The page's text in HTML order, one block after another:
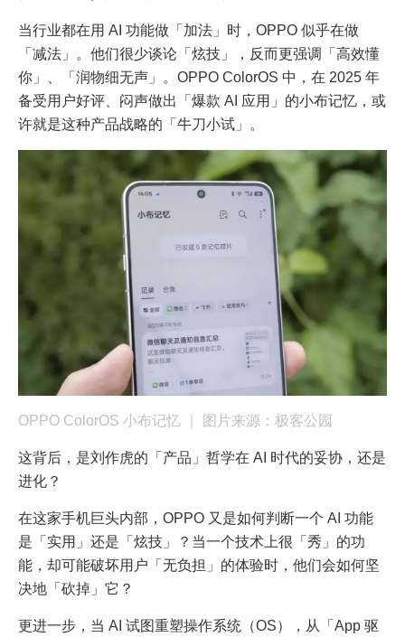
当行业都在用 AI 功能做「加法」时，OPPO 似乎在做
「减法」。他们很少谈论「炫技」，反而更强调「高效懂
你」、「润物细无声」。OPPO ColorOS 中，在 2025 年
备受用户好评、闷声做出「爆款 AI 应用」的小布记忆，或
许就是这种产品战略的「牛刀小试」。
OPPO ColorOS 小布记忆 ｜ 图片来源：极客公园
这背后，是刘作虎的「产品」哲学在 AI 时代的妥协，还是
进化？
在这家手机巨头内部，OPPO 又是如何判断一个 AI 功能
是「实用」还是「炫技」？当一个技术上很「秀」的功
能，却可能破坏用户「无负担」的体验时，他们会如何坚
决地「砍掉」它？
更进一步，当 AI 试图重塑操作系统（OS），从「App 驱